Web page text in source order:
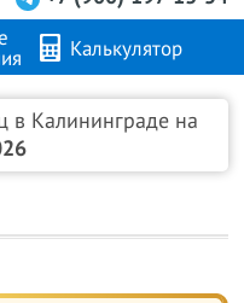
Калькулятор
FAQ
в Калининграде на